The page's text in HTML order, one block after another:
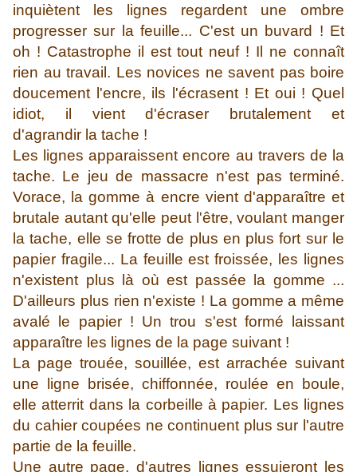
inquiètent les lignes regardent une ombre
progresser sur la feuille... C'est un buvard ! Et
oh ! Catastrophe il est tout neuf ! Il ne connaît
rien au travail. Les novices ne savent pas boire
doucement l'encre, ils l'écrasent ! Et oui ! Quel
idiot, il vient d'écraser brutalement et
d'agrandir la tache !
Les lignes apparaissent encore au travers de la
tache. Le jeu de massacre n'est pas terminé.
Vorace, la gomme à encre vient d'apparaître et
brutale autant qu'elle peut l'être, voulant manger
la tache, elle se frotte de plus en plus fort sur le
papier fragile... La feuille est froissée, les lignes
n'existent plus là où est passée la gomme ...
D'ailleurs plus rien n'existe ! La gomme a même
avalé le papier ! Un trou s'est formé laissant
apparaître les lignes de la page suivant !
La page trouée, souillée, est arrachée suivant
une ligne brisée, chiffonnée, roulée en boule,
elle atterrit dans la corbeille à papier. Les lignes
du cahier coupées ne continuent plus sur l'autre
partie de la feuille.
Une autre page, d'autres lignes essuieront les